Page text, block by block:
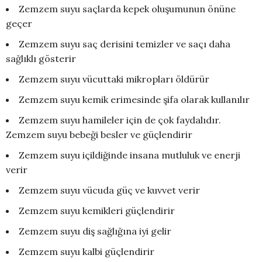
Zemzem suyu saçlarda kepek oluşumunun önüne
geçer
Zemzem suyu saç derisini temizler ve saçı daha
sağlıklı gösterir
Zemzem suyu vücuttaki mikropları öldürür
Zemzem suyu kemik erimesinde şifa olarak kullanılır
Zemzem suyu hamileler için de çok faydalıdır.
Zemzem suyu bebeği besler ve güçlendirir
Zemzem suyu içildiğinde insana mutluluk ve enerji
verir
Zemzem suyu vücuda güç ve kuvvet verir
Zemzem suyu kemikleri güçlendirir
Zemzem suyu diş sağlığına iyi gelir
Zemzem suyu kalbi güçlendirir